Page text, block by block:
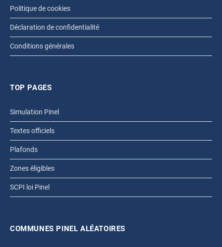
Politique de cookies
Déclaration de confidentialité
Conditions générales
TOP PAGES
Simulation Pinel
Textes officiels
Plafonds
Zones éligibles
SCPI loi Pinel
COMMUNES PINEL ALÉATOIRES